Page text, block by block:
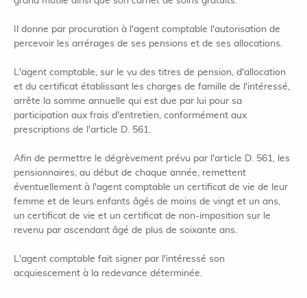
Il donne par procuration à l'agent comptable l'autorisation de
percevoir les arrérages de ses pensions et de ses allocations.
L'agent comptable, sur le vu des titres de pension, d'allocation
et du certificat établissant les charges de famille de l'intéressé,
arrête la somme annuelle qui est due par lui pour sa
participation aux frais d'entretien, conformément aux
prescriptions de l'article D. 561.
Afin de permettre le dégrèvement prévu par l'article D. 561, les
pensionnaires, au début de chaque année, remettent
éventuellement à l'agent comptable un certificat de vie de leur
femme et de leurs enfants âgés de moins de vingt et un ans,
un certificat de vie et un certificat de non-imposition sur le
revenu par ascendant âgé de plus de soixante ans.
L'agent comptable fait signer par l'intéressé son
acquiescement à la redevance déterminée.